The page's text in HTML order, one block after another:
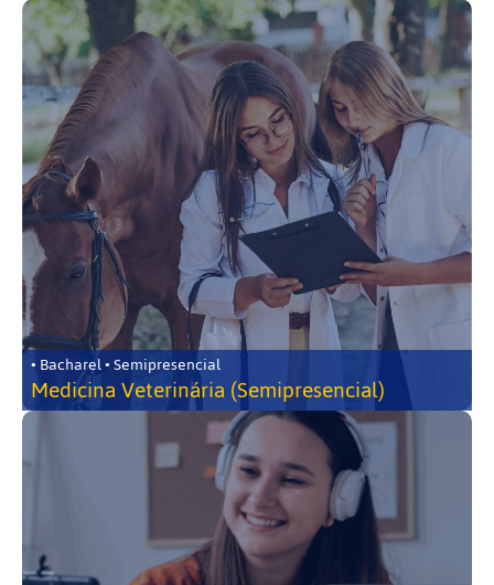
• Bacharel • Semipresencial
Medicina Veterinária (Semipresencial)